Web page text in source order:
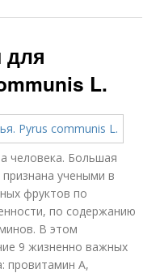
для
L.
человека. Большая
учеными в
фруктов по
по содержанию
В этом
9 жизненно важных
провитамин A,